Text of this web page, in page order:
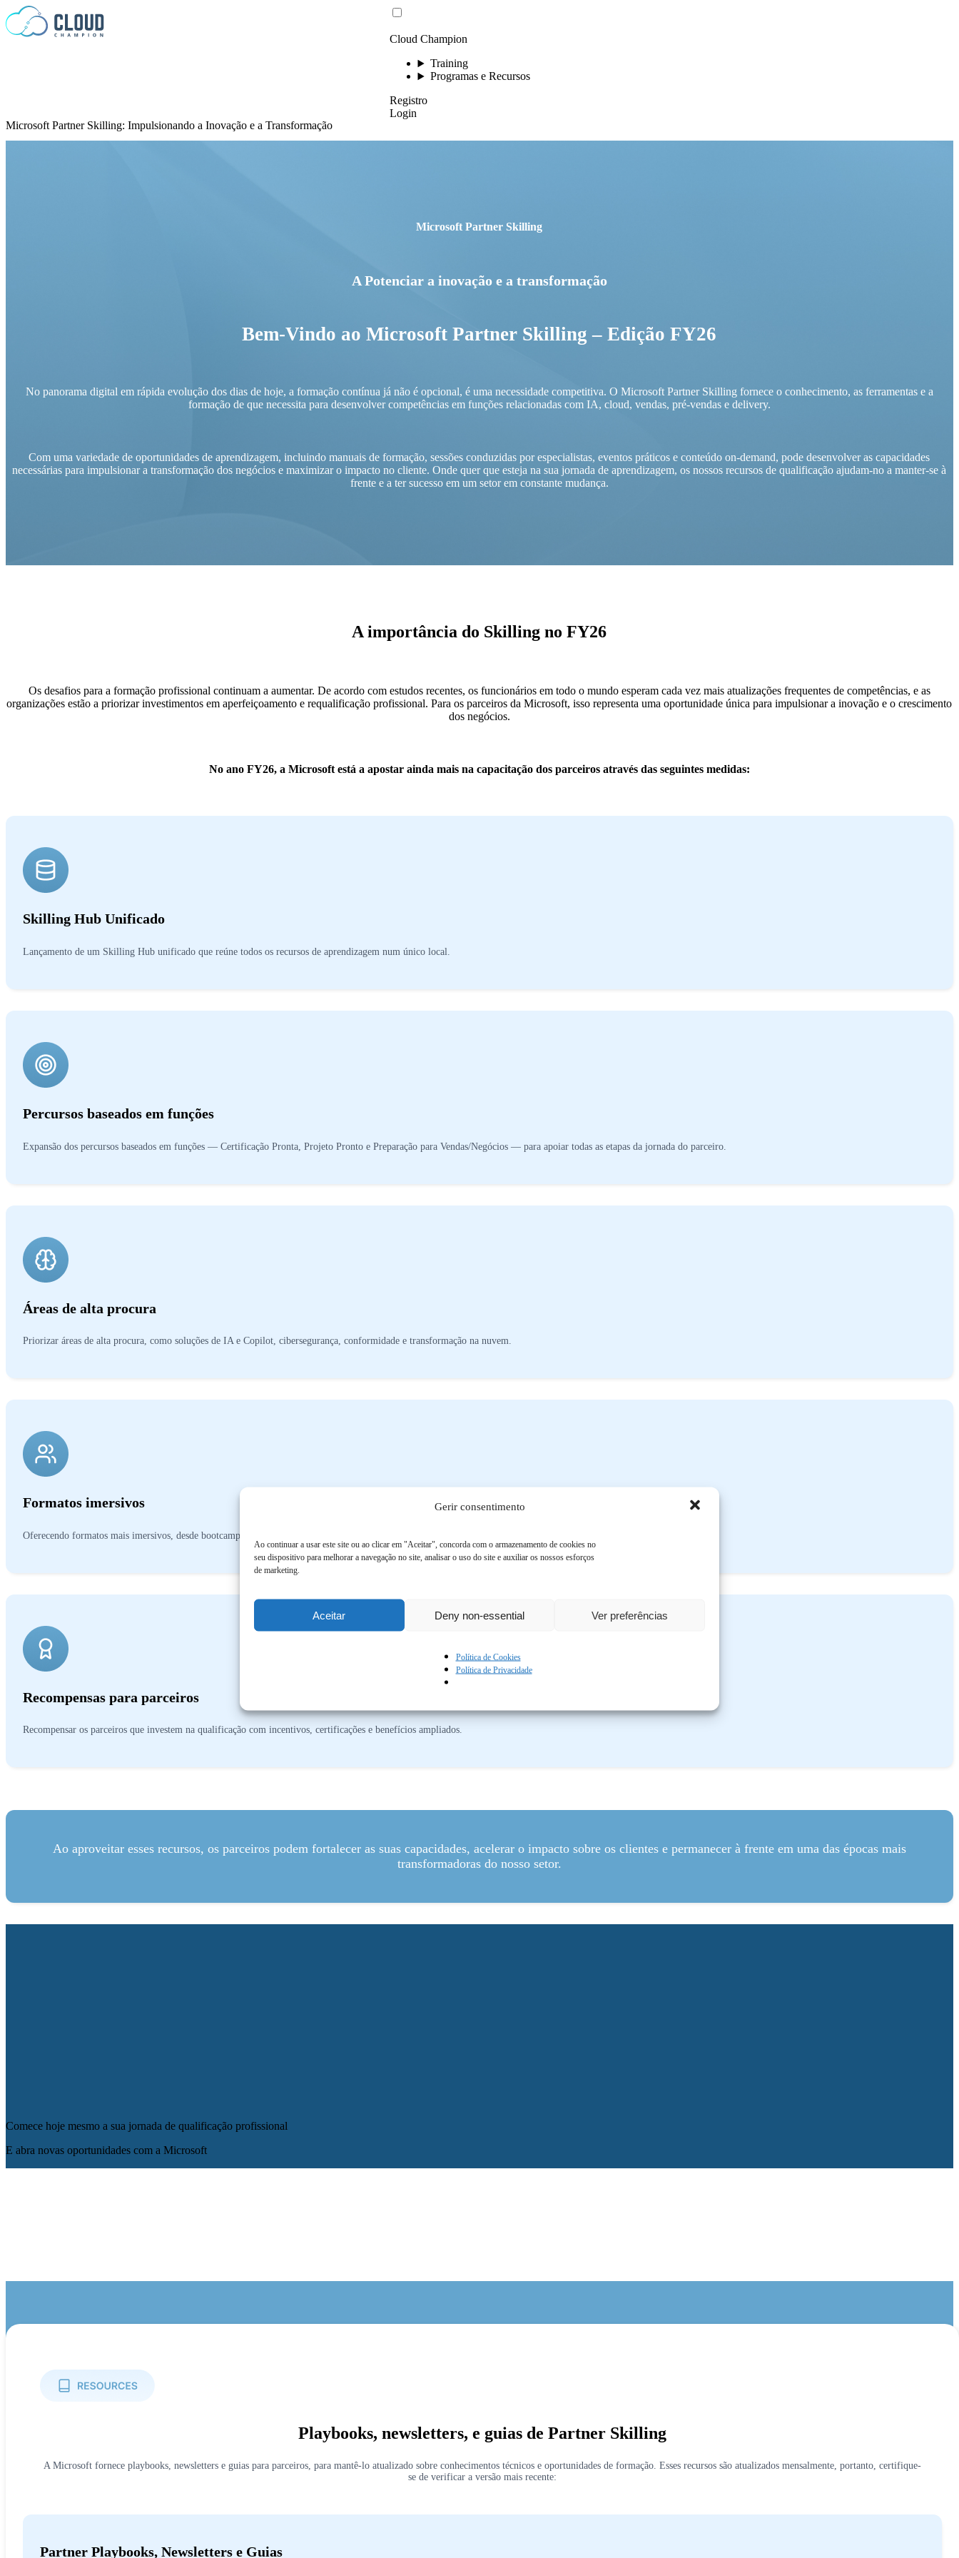
Gerir consentimento
Ao continuar a usar este site ou ao clicar em "Aceitar", concorda com o armazenamento de cookies no
seu dispositivo para melhorar a navegação no site, analisar o uso do site e auxiliar os nossos esforços
de marketing.
Aceitar Deny non-essential Ver preferências
Política de Cookies
Política de Privacidade
Ir para o conteúdo
Cloud Champion
Training
Programas e Recursos
Registro
Login
Microsoft Partner Skilling: Impulsionando a Inovação e a Transformação
Microsoft Partner Skilling
A Potenciar a inovação e a transformação
Bem-Vindo ao Microsoft Partner Skilling – Edição FY26
No panorama digital em rápida evolução dos dias de hoje, a formação contínua já não é opcional, é uma necessidade competitiva. O Microsoft Partner Skilling fornece o conhecimento, as ferramentas e a
formação de que necessita para desenvolver competências em funções relacionadas com IA, cloud, vendas, pré-vendas e delivery.
Com uma variedade de oportunidades de aprendizagem, incluindo manuais de formação, sessões conduzidas por especialistas, eventos práticos e conteúdo on-demand, pode desenvolver as capacidades
necessárias para impulsionar a transformação dos negócios e maximizar o impacto no cliente. Onde quer que esteja na sua jornada de aprendizagem, os nossos recursos de qualificação ajudam-no a manter-se à
frente e a ter sucesso em um setor em constante mudança.
A importância do Skilling no FY26
Os desafios para a formação profissional continuam a aumentar. De acordo com estudos recentes, os funcionários em todo o mundo esperam cada vez mais atualizações frequentes de competências, e as
organizações estão a priorizar investimentos em aperfeiçoamento e requalificação profissional. Para os parceiros da Microsoft, isso representa uma oportunidade única para impulsionar a inovação e o crescimento
dos negócios.
No ano FY26, a Microsoft está a apostar ainda mais na capacitação dos parceiros através das seguintes medidas:
Skilling Hub Unificado
Lançamento de um Skilling Hub unificado que reúne todos os recursos de aprendizagem num único local.
Percursos baseados em funções
Expansão dos percursos baseados em funções — Certificação Pronta, Projeto Pronto e Preparação para Vendas/Negócios — para apoiar todas as etapas da jornada do parceiro.
Áreas de alta procura
Priorizar áreas de alta procura, como soluções de IA e Copilot, cibersegurança, conformidade e transformação na nuvem.
Formatos imersivos
Oferecendo formatos mais imersivos, desde bootcamps técnicos e comerciais até sessões de formação Simu-live e projetos práticos.
Recompensas para parceiros
Recompensar os parceiros que investem na qualificação com incentivos, certificações e benefícios ampliados.
Ao aproveitar esses recursos, os parceiros podem fortalecer as suas capacidades, acelerar o impacto sobre os clientes e permanecer à frente em uma das épocas mais
transformadoras do nosso setor.
Comece hoje mesmo a sua jornada de qualificação profissional
E abra novas oportunidades com a Microsoft
Playbooks, newsletters, e guias de Partner Skilling
A Microsoft fornece playbooks, newsletters e guias para parceiros, para mantê-lo atualizado sobre conhecimentos técnicos e oportunidades de formação. Esses recursos são atualizados mensalmente, portanto, certifique-
se de verificar a versão mais recente:
Partner Playbooks, Newsletters e Guias